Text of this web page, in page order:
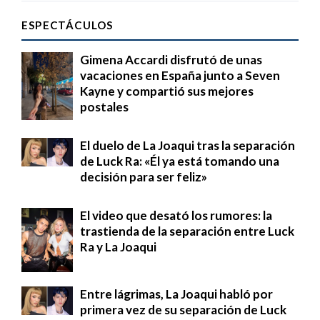
ESPECTÁCULOS
Gimena Accardi disfrutó de unas
vacaciones en España junto a Seven
Kayne y compartió sus mejores
postales
El duelo de La Joaqui tras la separación
de Luck Ra: «Él ya está tomando una
decisión para ser feliz»
El video que desató los rumores: la
trastienda de la separación entre Luck
Ra y La Joaqui
Entre lágrimas, La Joaqui habló por
primera vez de su separación de Luck